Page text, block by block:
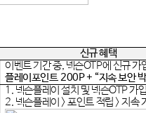
신규 혜택
이벤트 기간 중, 넥슨OTP에 신규 가
플레이포인트200P + “지속 보안
1. 넥슨플레이 설치 및 넥슨OTP가
2. 넥슨플레이 >포인트 적립 >지속